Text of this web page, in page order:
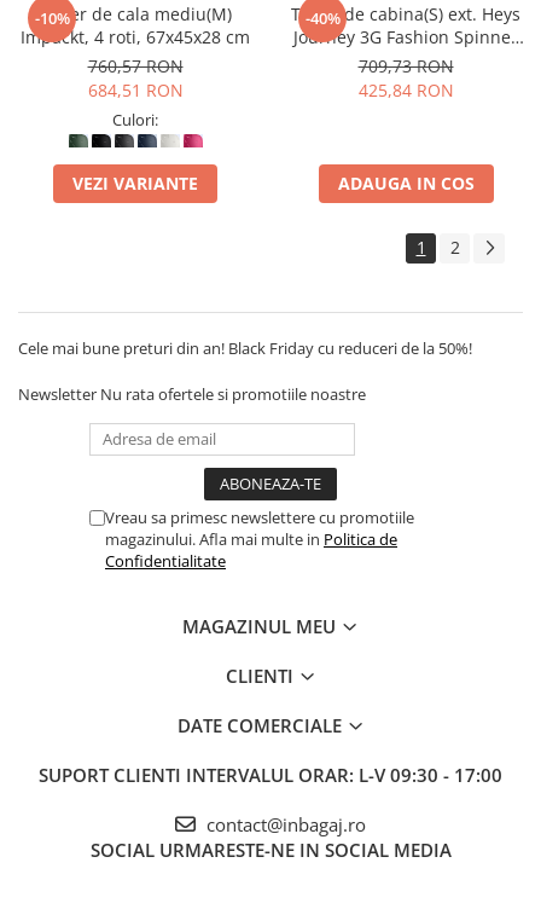
-10%
Troler de cala mediu(M)
Impackt, 4 roti, 67x45x28 cm
760,57 RON
684,51 RON
Culori:
VEZI VARIANTE
-40%
Troler de cabina(S) ext. Heys
Journey 3G Fashion Spinner
53cm x 38cm x 23cm,
Alb/Negru
709,73 RON
425,84 RON
ADAUGA IN COS
1 2
Cele mai bune preturi din an! Black Friday cu reduceri de la 50%!
Newsletter Nu rata ofertele si promotiile noastre
Vreau sa primesc newslettere cu promotiile
magazinului. Afla mai multe in Politica de
Confidentialitate
MAGAZINUL MEU
CLIENTI
DATE COMERCIALE
SUPORT CLIENTI INTERVALUL ORAR: L-V 09:30 - 17:00
contact@inbagaj.ro
SOCIAL URMARESTE-NE IN SOCIAL MEDIA